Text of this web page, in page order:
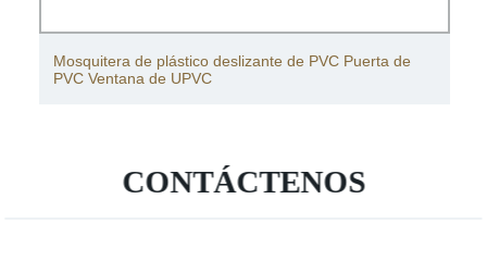
Mosquitera de plástico deslizante de PVC Puerta de
PVC Ventana de UPVC
CONTÁCTENOS